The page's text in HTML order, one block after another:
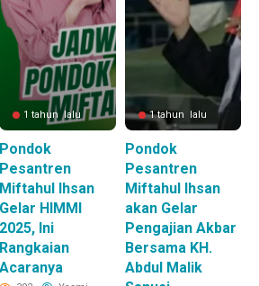
1 tahun lalu
Pondok
Pesantren
Miftahul Ihsan
Gelar HIMMI
2025, Ini
Rangkaian
Acaranya
1 tahun lalu
Pondok
Pesantren
Miftahul Ihsan
akan Gelar
Pengajian Akbar
Bersama KH.
Abdul Malik